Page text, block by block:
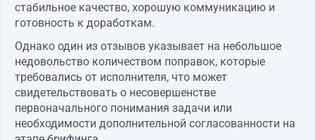
стабильное качество, хорошую коммуникацию и
готовность к доработкам.
Однако один из отзывов указывает на небольшое
недовольство количеством поправок, которые
требовались от исполнителя, что может
свидетельствовать о несовершенстве
первоначального понимания задачи или
необходимости дополнительной согласованности на